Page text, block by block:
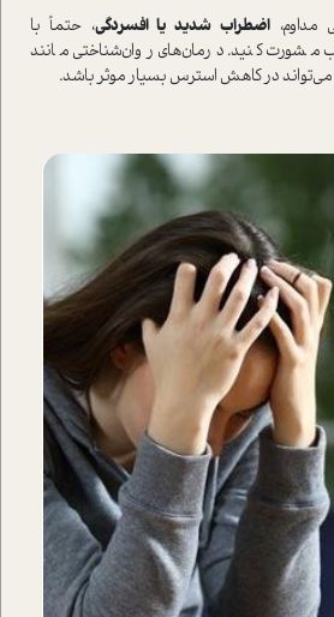
مداوم،اضطراب شدید یا افسردگی، حتماً با
کنید. درمان‌های روان‌شناختی مانند